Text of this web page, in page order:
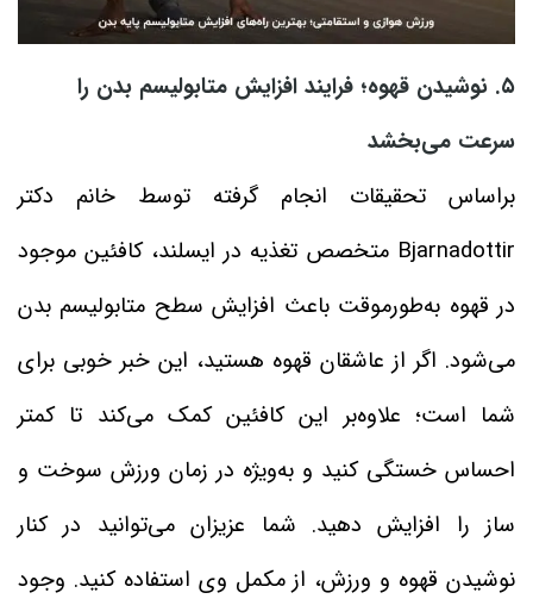
۵. نوشیدن قهوه؛ فرایند افزایش متابولیسم بدن را
سرعت می‌بخشد
براساس تحقیقات انجام گرفته توسط خانم دکتر
Bjarnadottir متخصص تغذیه در ایسلند، کافئین موجود
در قهوه به‌طورموقت باعث افزایش سطح متابولیسم بدن
می‌شود. اگر از عاشقان قهوه هستید، این خبر خوبی برای
شما است؛ علاوه‌بر این کافئین کمک می‌کند تا کمتر
احساس خستگی کنید و به‌ویژه در زمان ورزش سوخت و
ساز را افزایش دهید. شما عزیزان می‌توانید در کنار
نوشیدن قهوه و ورزش، از مکمل وی استفاده کنید. وجود